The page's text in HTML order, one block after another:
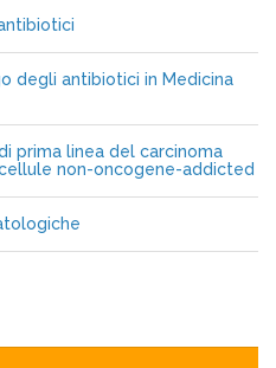
degli antibiotici in Medicina
prima linea del carcinoma
non-oncogene-addicted